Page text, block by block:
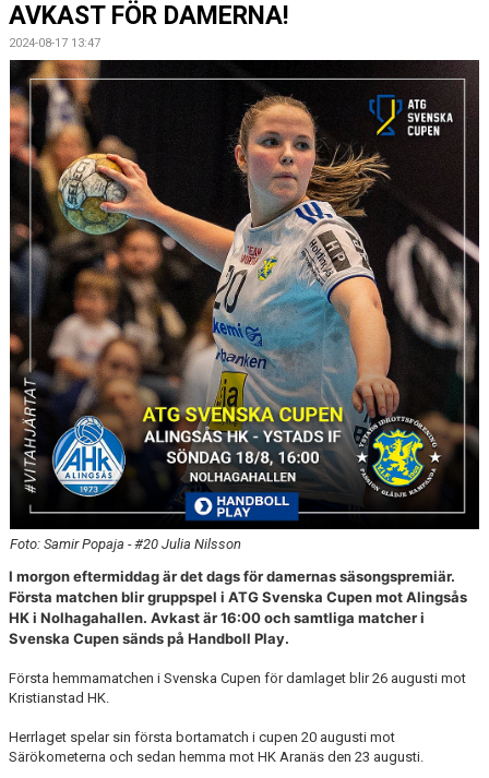
AVKAST FÖR DAMERNA!
2024-08-17 13:47
Foto: Samir Popaja - #20 Julia Nilsson
I morgon eftermiddag är det dags för damernas säsongspremiär.
Första matchen blir gruppspel i ATG Svenska Cupen mot Alingsås
HK i Nolhagahallen. Avkast är 16:00 och samtliga matcher i
Svenska Cupen sänds på Handboll Play.
Första hemmamatchen i Svenska Cupen för damlaget blir 26 augusti mot
Kristianstad HK.
Herrlaget spelar sin första bortamatch i cupen 20 augusti mot
Särökometerna och sedan hemma mot HK Aranäs den 23 augusti.